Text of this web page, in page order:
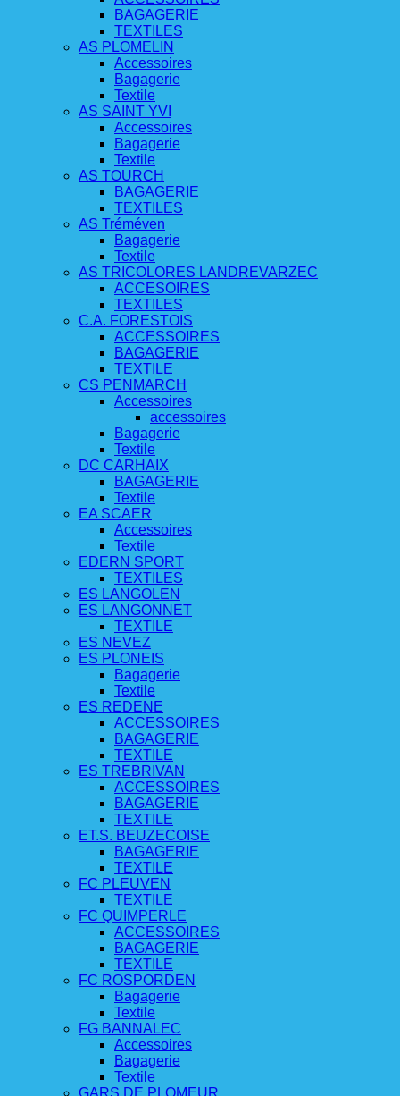
BAGAGERIE
TEXTILES
AS PLOMELIN
Accessoires
Bagagerie
Textile
AS SAINT YVI
Accessoires
Bagagerie
Textile
AS TOURCH
BAGAGERIE
TEXTILES
AS Tréméven
Bagagerie
Textile
AS TRICOLORES LANDREVARZEC
ACCESOIRES
TEXTILES
C.A. FORESTOIS
ACCESSOIRES
BAGAGERIE
TEXTILE
CS PENMARCH
Accessoires
accessoires
Bagagerie
Textile
DC CARHAIX
BAGAGERIE
Textile
EA SCAER
Accessoires
Textile
EDERN SPORT
TEXTILES
ES LANGOLEN
ES LANGONNET
TEXTILE
ES NEVEZ
ES PLONEIS
Bagagerie
Textile
ES REDENE
ACCESSOIRES
BAGAGERIE
TEXTILE
ES TREBRIVAN
ACCESSOIRES
BAGAGERIE
TEXTILE
ET.S. BEUZECOISE
BAGAGERIE
TEXTILE
FC PLEUVEN
TEXTILE
FC QUIMPERLE
ACCESSOIRES
BAGAGERIE
TEXTILE
FC ROSPORDEN
Bagagerie
Textile
FG BANNALEC
Accessoires
Bagagerie
Textile
GARS DE PLOMEUR